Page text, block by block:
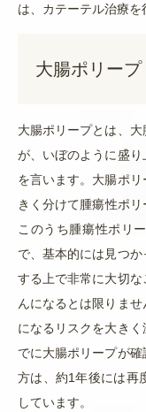
は、カテーテル治療を
大腸ポリープ
大腸ポリープとは 、
が、いぼのように盛
を言います。大腸ポ
きく分けて腫瘍性ポ
このうち腫瘍性ポリ
で、基本的には見つ
する上で非常に大切な
んになるとは限りま
になるリスクを大き
でに大腸ポリープが
方は、約1年後には再
しています。